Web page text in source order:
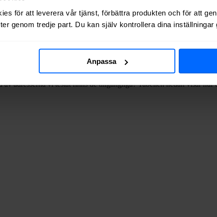
för att leverera vår tjänst, förbättra produkten och för att
genom tredje part. Du kan själv kontrollera dina
Anpassa
i
av adresserna vi testat finns de tillgängliga? Tabellen nedan visar